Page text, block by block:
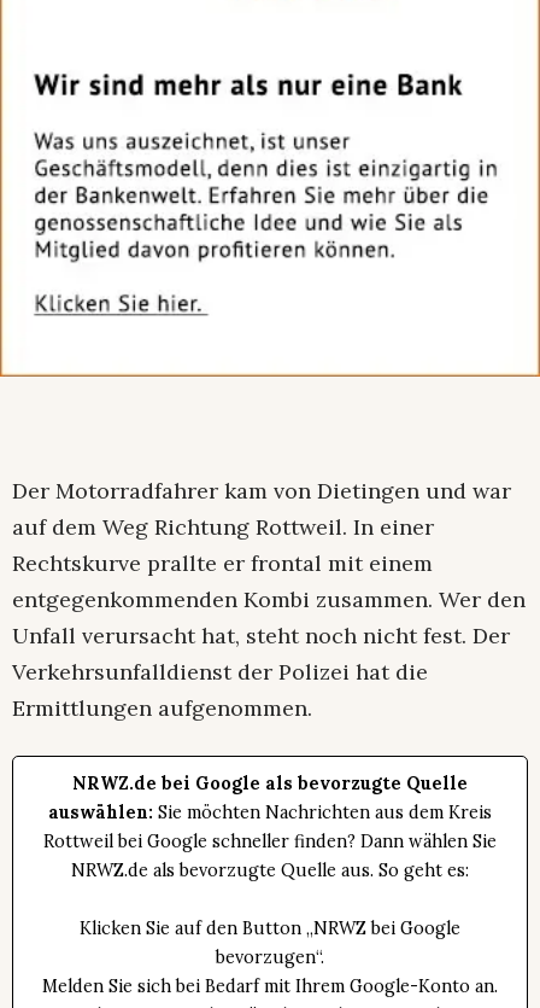
Der Motorradfahrer kam von Dietingen und war
auf dem Weg Richtung Rottweil. In einer
Rechtskurve prallte er frontal mit einem
entgegenkommenden Kombi zusammen. Wer den
Unfall verursacht hat, steht noch nicht fest. Der
Verkehrsunfalldienst der Polizei hat die
Ermittlungen aufgenommen.
NRWZ.de bei Google als bevorzugte Quelle
auswählen: Sie möchten Nachrichten aus dem Kreis
Rottweil bei Google schneller finden? Dann wählen Sie
NRWZ.de als bevorzugte Quelle aus. So geht es:
Klicken Sie auf den Button „NRWZ bei Google
bevorzugen“.
Melden Sie sich bei Bedarf mit Ihrem Google-Konto an.